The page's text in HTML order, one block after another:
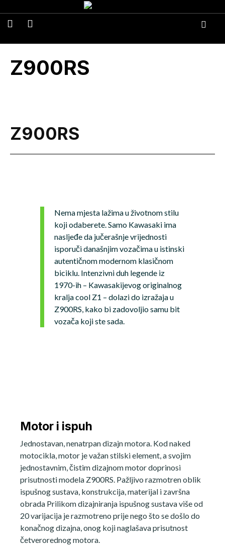
Z900RS
Z900RS
Nema mjesta lažima u životnom stilu
koji odaberete. Samo Kawasaki ima
nasljeđe da jučerašnje vrijednosti
isporuči današnjim vozačima u istinski
autentičnom modernom klasičnom
biciklu. Intenzivni duh legende iz
1970-ih – Kawasakijevog originalnog
kralja cool Z1 – dolazi do izražaja u
Z900RS, kako bi zadovoljio samu bit
vozača koji ste sada.
Motor i ispuh
Jednostavan, nenatrpan dizajn motora. Kod naked
motocikla, motor je važan stilski element, a svojim
jednostavnim, čistim dizajnom motor doprinosi
prisutnosti modela Z900RS. Pažljivo razmotren oblik
ispušnog sustava, konstrukcija, materijal i završna
obrada Prilikom dizajniranja ispušnog sustava više od
20 varijacija je razmotreno prije nego što se došlo do
konačnog dizajna, onog koji naglašava prisutnost
četverorednog motora.